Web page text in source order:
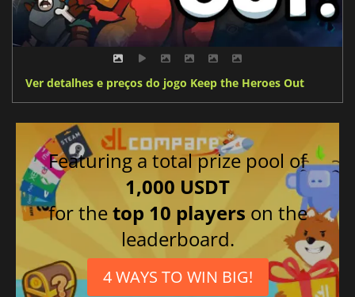
Ver detalhes e preços do jogo Keep the Heroes Out
Featuring a total prize pool of
1,000 USDT
for thetop 10 players on the
leaderboard.
4 WAYS TO WIN BIG!